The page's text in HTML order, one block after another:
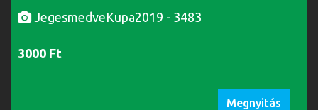
JegesmedveKupa2019 - 3483
3000 Ft
Megnyitás